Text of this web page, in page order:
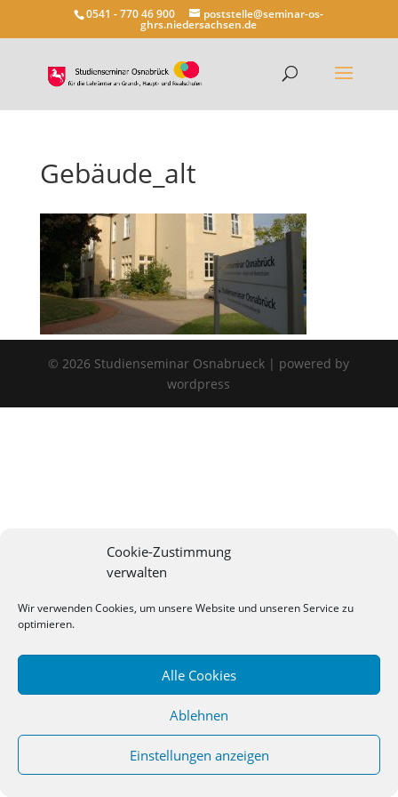
Cookie-Zustimmung
verwalten
Wir verwenden Cookies, um unsere Website und unseren Service zu
optimieren.
Alle Cookies
Ablehnen
Einstellungen anzeigen
0541 - 770 46 900 poststelle@seminar-os-
ghrs.niedersachsen.de
Gebäude_alt
© 2026 Studienseminar Osnabrueck | powered by
wordpress